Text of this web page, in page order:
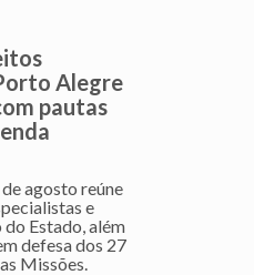
Alegre
pautas
agosto reúne
e
Estado, além
defesa dos 27
Missões.